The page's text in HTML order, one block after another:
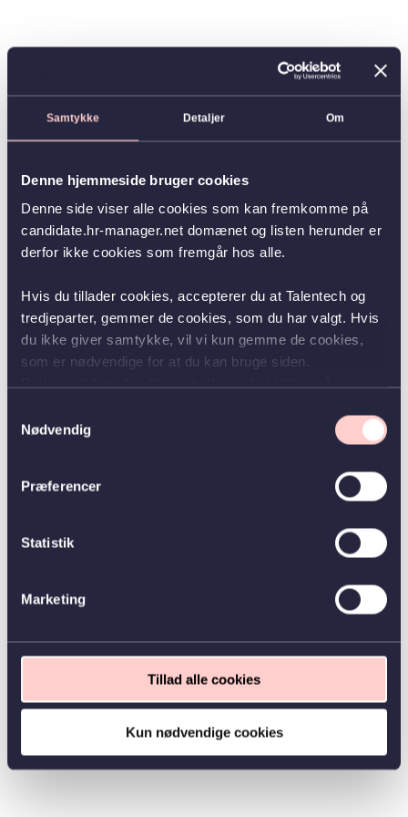
Samtykke Detaljer Om
Denne hjemmeside bruger cookies
Denne side viser alle cookies som kan fremkomme på
candidate.hr-manager.net domænet og listen herunder er
derfor ikke cookies som fremgår hos alle.
Hvis du tillader cookies, accepterer du at Talentech og
tredjeparter, gemmer de cookies, som du har valgt. Hvis
du ikke giver samtykke, vil vi kun gemme de cookies,
som er nødvendige for at du kan bruge siden.
Nødvendig
Præferencer
Statistik
Marketing
Tillad alle cookies
Kun nødvendige cookies